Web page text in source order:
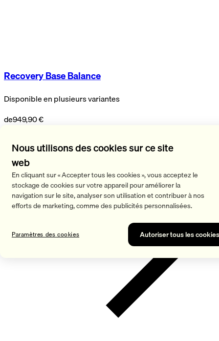
Recovery Base Balance
Disponible en plusieurs variantes
de949,90 €
Nous utilisons des cookies sur ce site
web
En cliquant sur « Accepter tous les cookies », vous acceptez le
stockage de cookies sur votre appareil pour améliorer la
navigation sur le site, analyser son utilisation et contribuer à nos
efforts de marketing, comme des publicités personnalisées.
Autoriser tous les cookies
Paramètres des cookies